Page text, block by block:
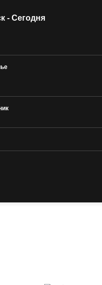
- Сегодня